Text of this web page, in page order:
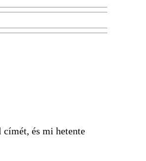
és mi hetente